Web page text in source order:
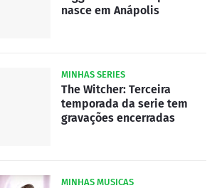
nasce em Anápolis
MINHAS SERIES
The Witcher: Terceira
temporada da serie tem
gravações encerradas
MINHAS MUSICAS